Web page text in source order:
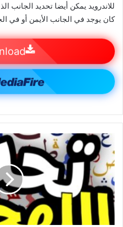
للاندرويد يمكن أيضا تحديد الجانب
كان يوجد في الجانب الأيمن أو في